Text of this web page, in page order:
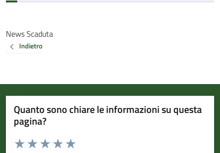
News Scaduta
Indietro
Quanto sono chiare le informazioni su questa
pagina?
Valuta da 1 a 5 stelle la pagina